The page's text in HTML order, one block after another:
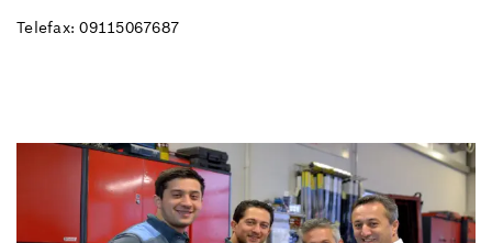
Telefax: 09115067687